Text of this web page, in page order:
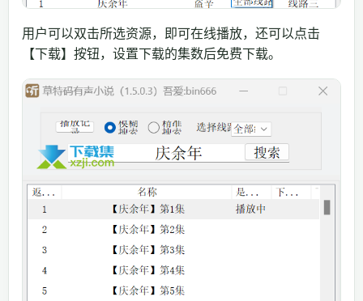
用户可以双击所选资源，即可在线播放，还可以点击
【下载】按钮，设置下载的集数后免费下载。